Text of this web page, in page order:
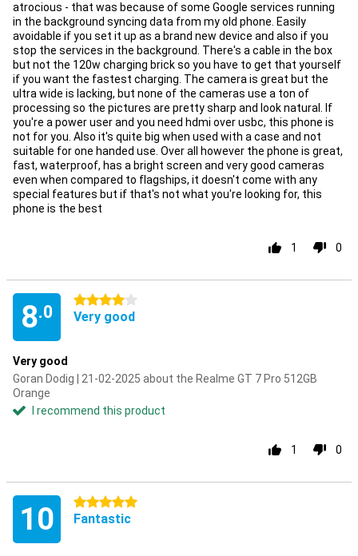
atrocious - that was because of some Google services running
in the background syncing data from my old phone. Easily
avoidable if you set it up as a brand new device and also if you
stop the services in the background. There's a cable in the box
but not the 120w charging brick so you have to get that yourself
if you want the fastest charging. The camera is great but the
ultra wide is lacking, but none of the cameras use a ton of
processing so the pictures are pretty sharp and look natural. If
you're a power user and you need hdmi over usbc, this phone is
not for you. Also it's quite big when used with a case and not
suitable for one handed use. Over all however the phone is great,
fast, waterproof, has a bright screen and very good cameras
even when compared to flagships, it doesn't come with any
special features but if that's not what you're looking for, this
phone is the best
1 0
8.0
4 stars
Very good
Very good
Goran Dodig | 21-02-2025 about the Realme GT 7 Pro 512GB
Orange
I recommend this product
1 0
10 5 stars
Fantastic